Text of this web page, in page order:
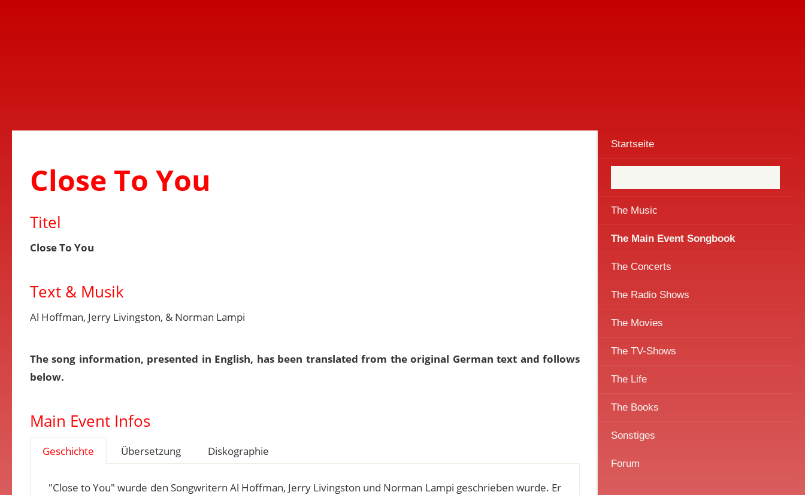
Startseite
The Music
The Main Event Songbook
The Concerts
The Radio Shows
The Movies
The TV-Shows
The Life
The Books
Sonstiges
Forum
Close To You
Titel
Close To You
Text & Musik
Al Hoffman, Jerry Livingston, & Norman Lampi
The song information, presented in English, has been translated from the original German text and follows
below.
Main Event Infos
Geschichte Übersetzung Diskographie
"Close to You" wurde den Songwritern Al Hoffman, Jerry Livingston und Norman Lampi geschrieben wurde. Er